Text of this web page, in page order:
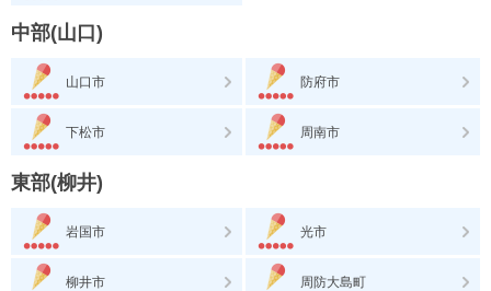
中部(山口)
山口市 防府市
下松市 周南市
東部(柳井)
岩国市 光市
柳井市 周防大島町